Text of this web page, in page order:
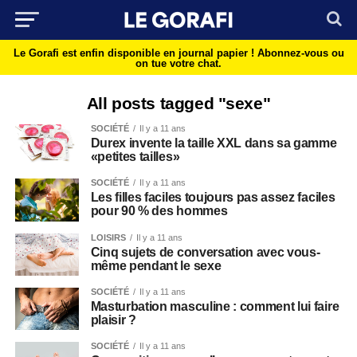
Le Gorafi est enfin disponible en journal papier ! Abonnez-vous ou
on tue votre chat.
All posts tagged "sexe"
SOCIÉTÉ Il y a 11 ans
Durex invente la taille XXL dans sa gamme
«petites tailles»
SOCIÉTÉ Il y a 11 ans
Les filles faciles toujours pas assez faciles
pour 90 % des hommes
LOISIRS Il y a 11 ans
Cinq sujets de conversation avec vous-
même pendant le sexe
SOCIÉTÉ Il y a 11 ans
Masturbation masculine : comment lui faire
plaisir ?
SOCIÉTÉ Il y a 11 ans